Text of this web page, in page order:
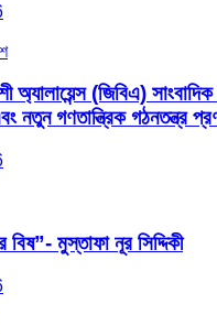
অ্যালায়েন্স (জিবিএ) সাংবাদিক
নতুন গণতান্ত্রিক গঠনতন্ত্র
মুস্তাফা নূর সিদ্দিকী